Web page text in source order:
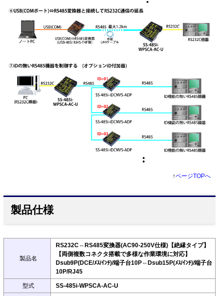
↑ページTOPへ
製品仕様
製品名
RS232C⇔RS485変換器(AC90-250V仕様)【絶縁タイプ】
【両側複数コネクタ搭載で多様な作業環境に対応】
Dsub9P(DCE/ﾒｽ/ｲﾝﾁ)/端子台10P⇔Dsub15P(ﾒｽ/ｲﾝﾁ)/端子台
10P/RJ45
型式 SS-485i-WPSCA-AC-U